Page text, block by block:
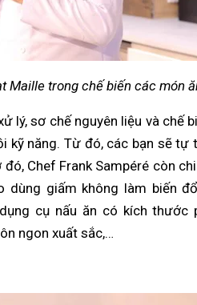
Maille trong chế biến các món
lý, sơ chế nguyên liệu và chế
năng. Từ đó, các bạn sẽ tự
Chef Frank Sampéré còn
giấm không làm biến
cụ nấu ăn có kích thước
ngon xuất sắc,…